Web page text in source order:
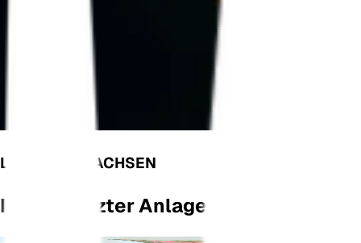
LASS UNS WACHSEN
Ihr Vernetzter Anlagenmonitor